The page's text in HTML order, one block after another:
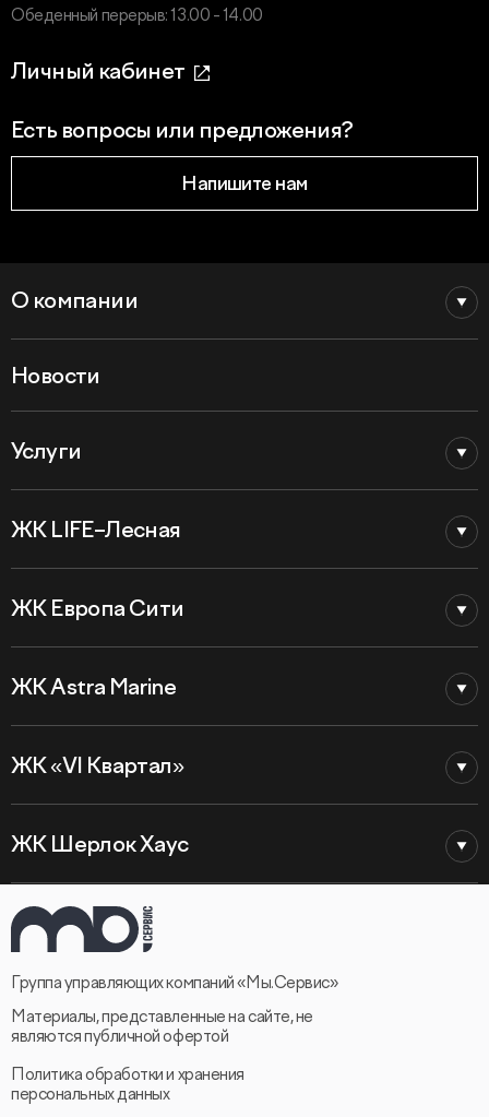
Обеденный перерыв: 13.00 - 14.00
Личный кабинет
Есть вопросы или предложения?
Напишите нам
О компании
Новости
Услуги
ЖК LIFE–Лесная
ЖК Европа Сити
ЖК Astra Marine
ЖК «VI Квартал»
ЖК Шерлок Хаус
Группа управляющих компаний «Мы.Сервис»
Материалы, представленные на сайте, не
являются публичной офертой
Политика обработки и хранения
персональных данных